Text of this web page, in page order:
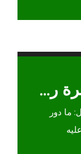
ما دور الشباب فى هجرة رسول الله ؟
دور